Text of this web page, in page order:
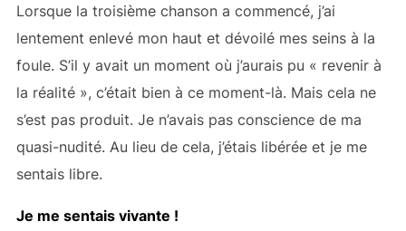
Lorsque la troisième chanson a commencé, j’ai
lentement enlevé mon haut et dévoilé mes seins à la
foule. S’il y avait un moment où j’aurais pu « revenir à
la réalité », c’était bien à ce moment-là. Mais cela ne
s’est pas produit. Je n’avais pas conscience de ma
quasi-nudité. Au lieu de cela, j’étais libérée et je me
sentais libre.
Je me sentais vivante !